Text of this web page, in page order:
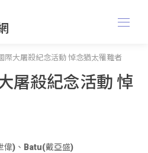
際大屠殺紀念活動 悼念猶太罹難者
屠殺紀念活動 悼
偉) 、 Batu(戴亞盛)